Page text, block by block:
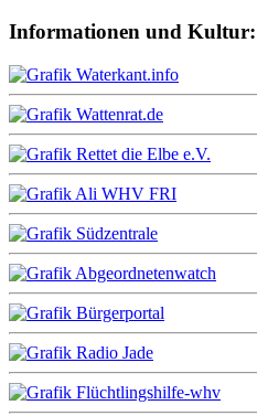
Informationen und Kultur: